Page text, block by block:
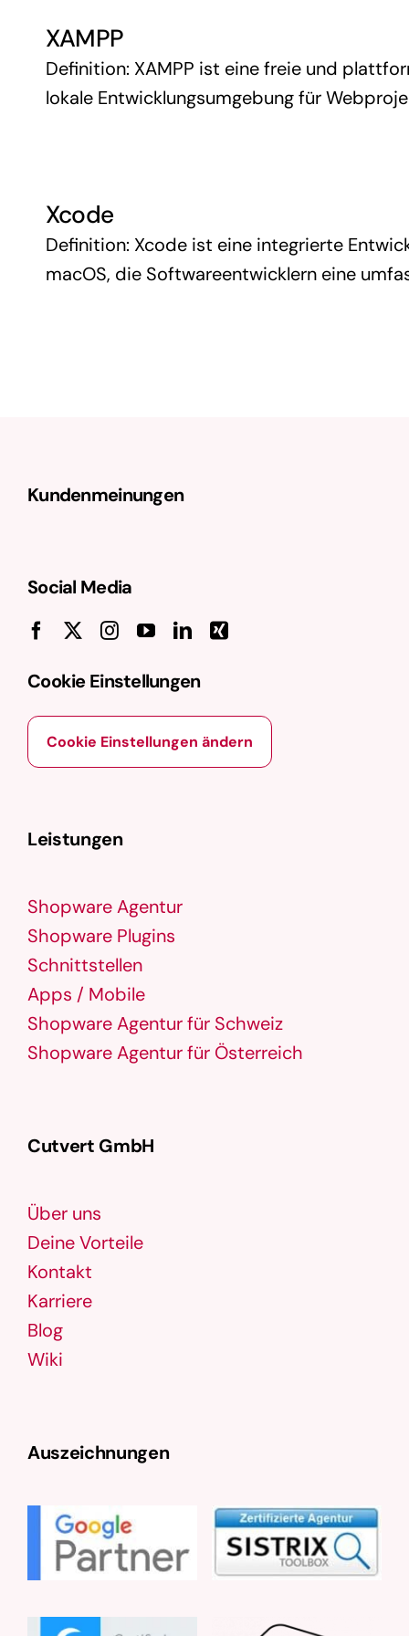
XAMPP
Definition: XAMPP ist eine freie und
lokale Entwicklungsumgebung für
Xcode
Definition: Xcode ist eine integrierte
macOS, die Softwareentwicklern eine
Kundenmeinungen
Social Media
Cookie Einstellungen
Cookie Einstellungen ändern
Leistungen
Shopware Agentur
Shopware Plugins
Schnittstellen
Apps / Mobile
Shopware Agentur für Schweiz
Shopware Agentur für Österreich
Cutvert GmbH
Über uns
Deine Vorteile
Kontakt
Karriere
Blog
Wiki
Auszeichnungen